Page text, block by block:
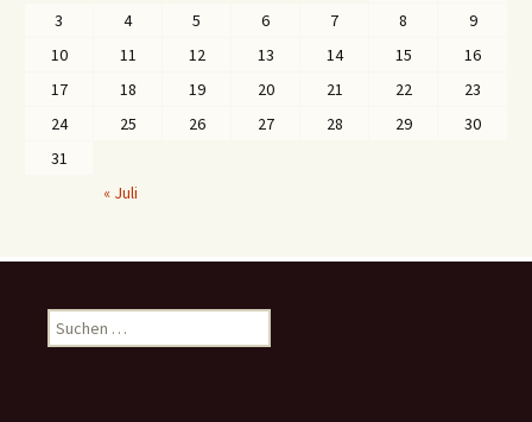
3
4 5 6 7 8
9
10
11 12 13 14 15
16
17
18 19 20 21 22
23
24
25 26 27 28 29
30
31
« Juli
u